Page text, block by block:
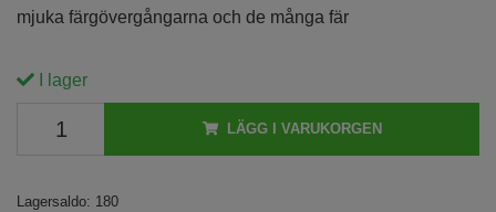
mjuka färgövergångarna och de många fär
I lager
LÄGG I VARUKORGEN
Lagersaldo: 180